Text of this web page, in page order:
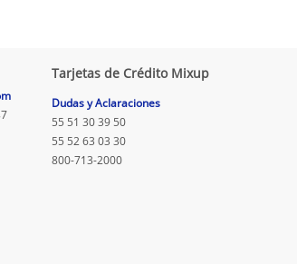
Tarjetas de Crédito Mixup
Dudas y Aclaraciones
55 51 30 39 50
55 52 63 03 30
800-713-2000